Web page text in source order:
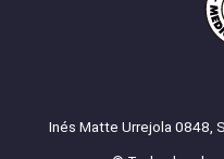
Inés Matte Urrejola 0848,